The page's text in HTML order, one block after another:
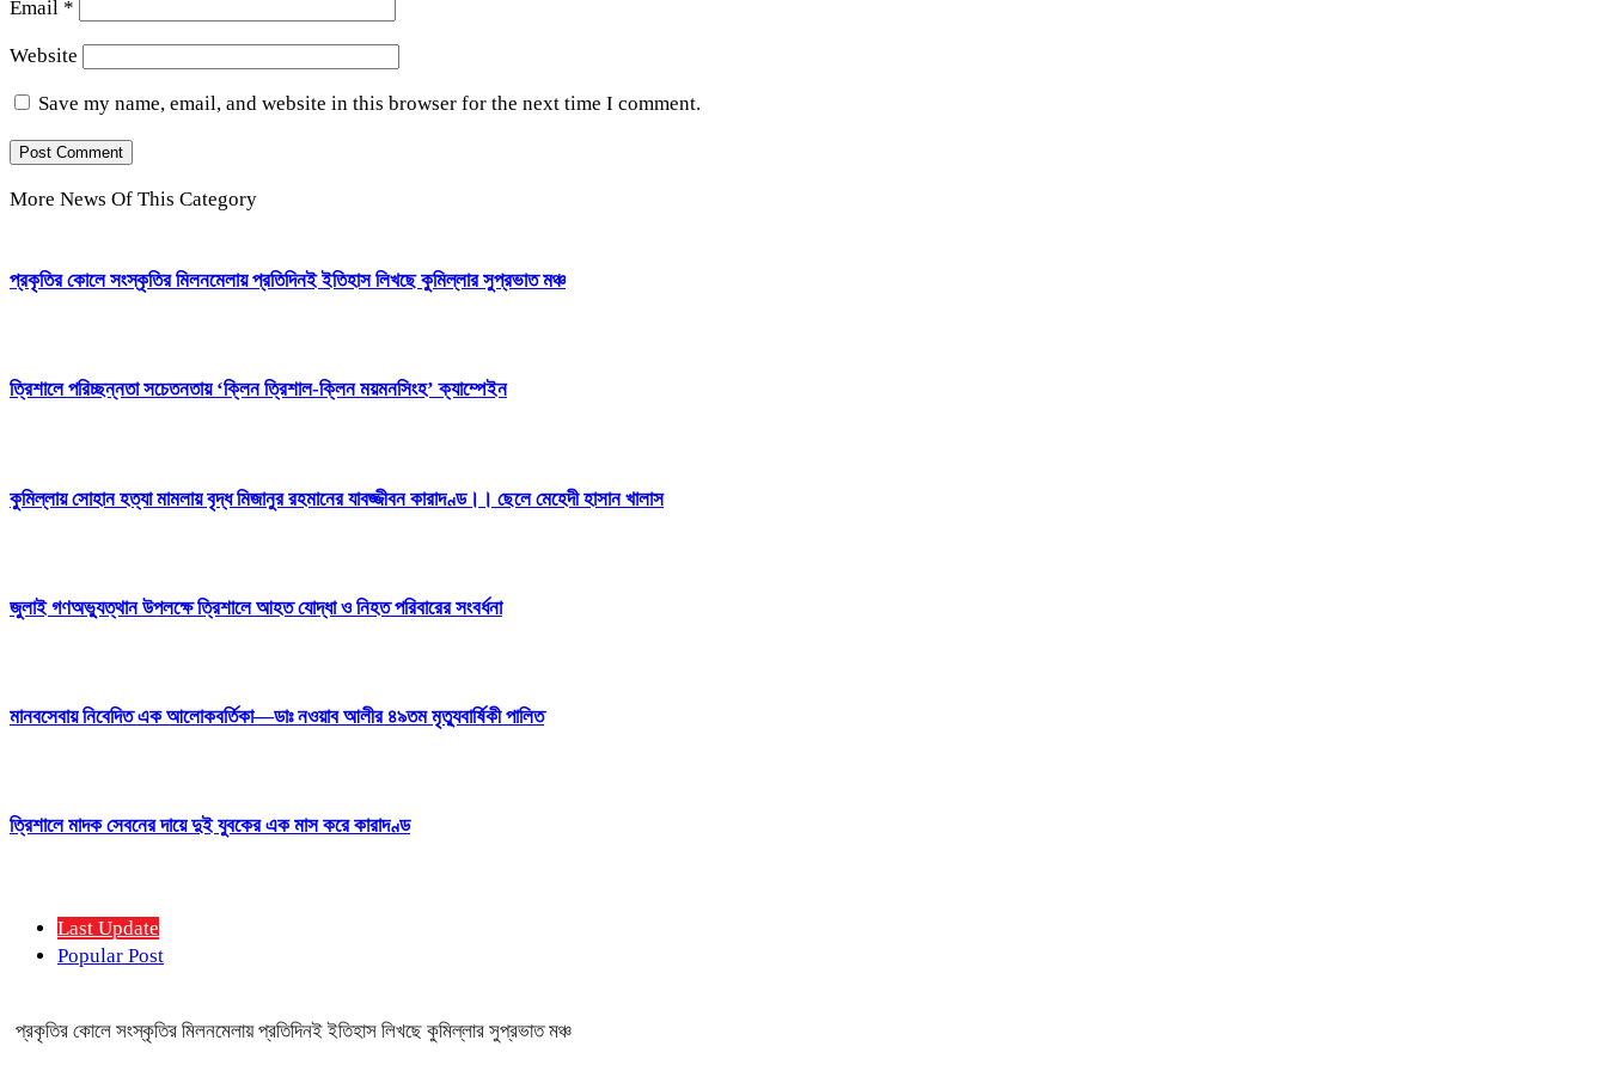
Email *
Website
Save my name, email, and website in this browser for the next time I comment.
More News Of This Category
প্রকৃতির কোলে সংস্কৃতির মিলনমেলায় প্রতিদিনই ইতিহাস লিখছে কুমিল্লার সুপ্রভাত মঞ্চ
ত্রিশালে পরিচ্ছন্নতা সচেতনতায় ‘ক্লিন ত্রিশাল-ক্লিন ময়মনসিংহ’ ক্যাম্পেইন
কুমিল্লায় সোহান হত্যা মামলায় বৃদ্ধ মিজানুর রহমানের যাবজ্জীবন কারাদণ্ড।। ছেলে মেহেদী হাসান খালাস
জুলাই গণঅভ্যুত্থান উপলক্ষে ত্রিশালে আহত যোদ্ধা ও নিহত পরিবারের সংবর্ধনা
মানবসেবায় নিবেদিত এক আলোকবর্তিকা—ডাঃ নওয়াব আলীর ৪৯তম মৃত্যুবার্ষিকী পালিত
ত্রিশালে মাদক সেবনের দায়ে দুই যুবকের এক মাস করে কারাদণ্ড
Last Update
Popular Post
প্রকৃতির কোলে সংস্কৃতির মিলনমেলায় প্রতিদিনই ইতিহাস লিখছে কুমিল্লার সুপ্রভাত মঞ্চ